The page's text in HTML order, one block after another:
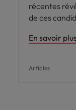
récentes
de ces
En savoir
Articles